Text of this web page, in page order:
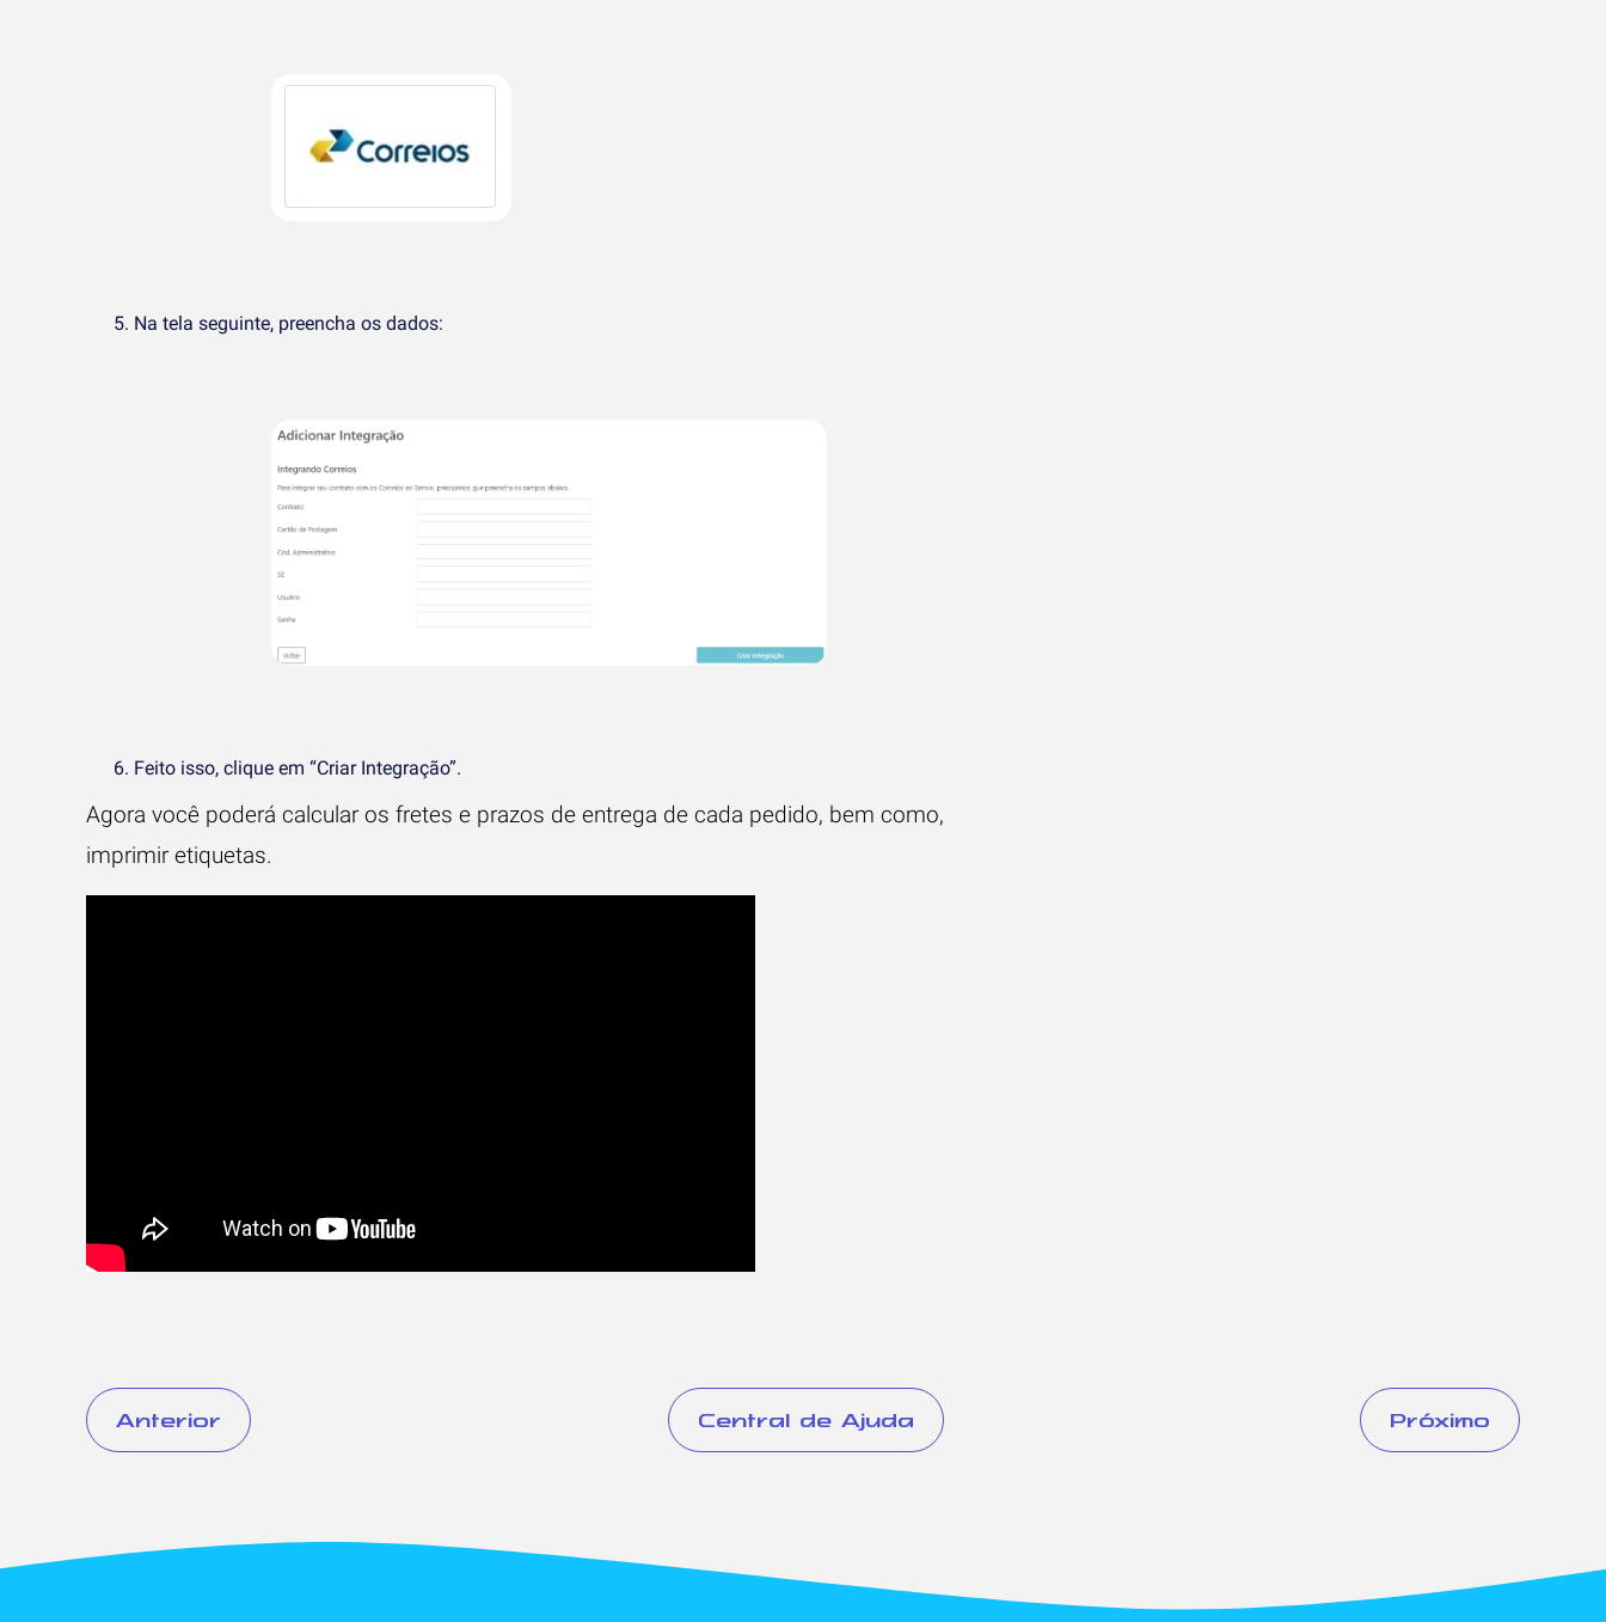
Na tela seguinte, preencha os dados:
Feito isso, clique em “Criar Integração”.
Agora você poderá calcular os fretes e prazos de entrega de cada pedido, bem como,
imprimir etiquetas.
Anterior Central de Ajuda Próximo